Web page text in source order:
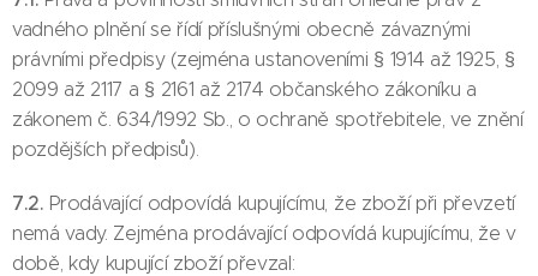
vadného plnění se řídí příslušnými obecně závaznými
právními předpisy (zejména ustanoveními § 1914 až 1925, §
2099 až 2117 a § 2161 až 2174 občanského zákoníku a
zákonem č. 634/1992 Sb., o ochraně spotřebitele, ve znění
pozdějších předpisů).
7.2. Prodávající odpovídá kupujícímu, že zboží při převzetí
nemá vady. Zejména prodávající odpovídá kupujícímu, že v
době, kdy kupující zboží převzal: